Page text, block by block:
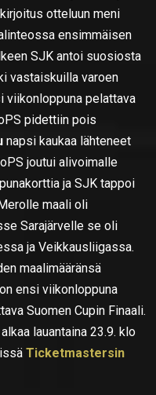
otteluun meni
ensimmäisen
SJK antoi suosiosta
vastaiskuilla varoen
viikonloppuna pelattava
pidettiin pois
napsi kaukaa lähteneet
joutui alivoimalle
ja SJK tappoi
maali oli
Sarajärvelle se oli
ja Veikkausliigassa.
maalimääränsä
ensi viikonloppuna
Suomen Cupin Finaali.
lauantaina 23.9. klo
Ticketmastersin